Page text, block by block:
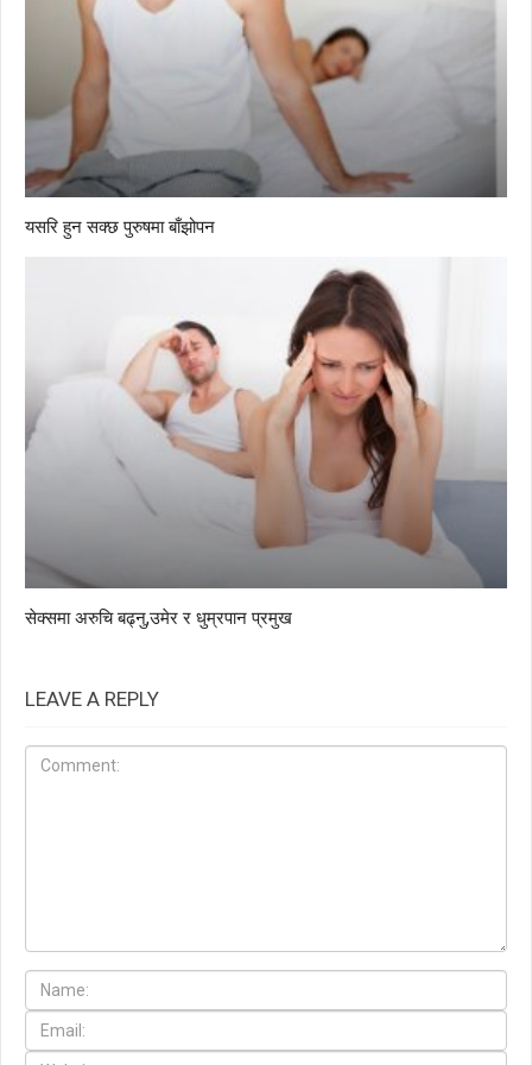
यसरि हुन सक्छ पुरुषमा बाँझोपन
सेक्समा अरुचि बढ्नु,उमेर र धुम्रपान प्रमुख
LEAVE A REPLY